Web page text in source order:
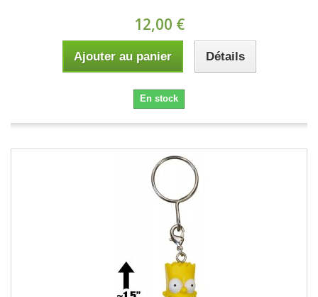
12,00 €
Ajouter au panier Détails
En stock